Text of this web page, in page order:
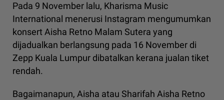
Pada 9 November lalu, Kharisma Music
International menerusi Instagram mengumumkan
konsert Aisha Retno Malam Sutera yang
dijadualkan berlangsung pada 16 November di
Zepp Kuala Lumpur dibatalkan kerana jualan tiket
rendah.
Bagaimanapun, Aisha atau Sharifah Aisha Retno